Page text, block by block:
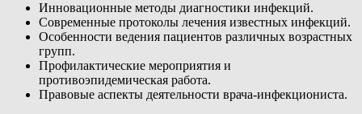
Инновационные методы диагностики инфекций.
Современные протоколы лечения известных инфекций.
Особенности ведения пациентов различных возрастных
групп.
Профилактические мероприятия и
противоэпидемическая работа.
Правовые аспекты деятельности врача-инфекциониста.